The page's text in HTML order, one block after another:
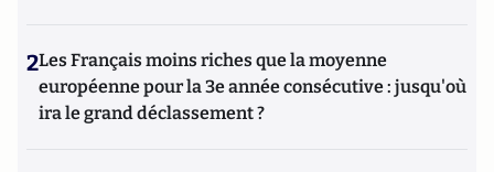
2Les Français moins riches que la moyenne
européenne pour la 3e année consécutive : jusqu'où
ira le grand déclassement ?